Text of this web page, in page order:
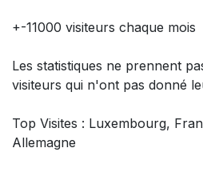
+-11000 visiteurs chaque mois
Les statistiques ne prennent
visiteurs qui n'ont pas donné
Top Visites : Luxembourg,
Allemagne